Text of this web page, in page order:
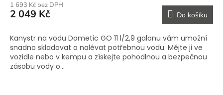
1 693 Kč bez DPH
2 049 Kč Do košíku
Kanystr na vodu Dometic GO 11 l/2,9 galonu vám umožní
snadno skladovat a nalévat potřebnou vodu. Mějte ji ve
vozidle nebo v kempu a získejte pohodlnou a bezpečnou
zásobu vody o...